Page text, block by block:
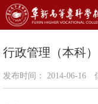
行政管理（本科）
发布时间： 2014-06-16